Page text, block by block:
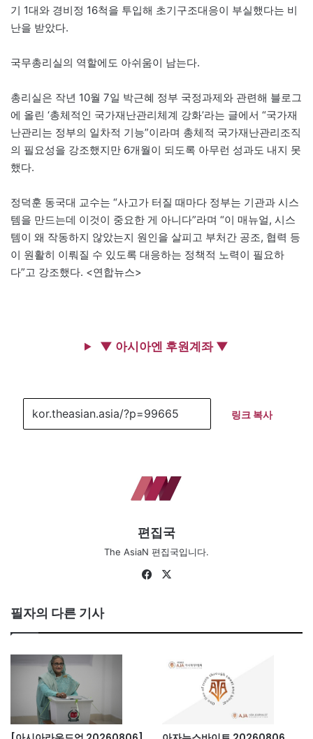
기 1대와 경비정 16척을 투입해 초기구조대응이 부실했다는 비
난을 받았다.
국무총리실의 역할에도 아쉬움이 남는다.
총리실은 작년 10월 7일 박근혜 정부 국정과제와 관련해 블로그
에 올린 ‘총체적인 국가재난관리체계 강화’라는 글에서 “국가재
난관리는 정부의 일차적 기능”이라며 총체적 국가재난관리조직
의 필요성을 강조했지만 6개월이 되도록 아무런 성과도 내지 못
했다.
정덕훈 동국대 교수는 “사고가 터질 때마다 정부는 기관과 시스
템을 만드는데 이것이 중요한 게 아니다”라며 “이 매뉴얼, 시스
템이 왜 작동하지 않았는지 원인을 살피고 부처간 공조, 협력 등
이 원활히 이뤄질 수 있도록 대응하는 정책적 노력이 필요하
다”고 강조했다. <연합뉴스>
▼ 아시아엔 후원계좌 ▼
링크 복사
편집국
The AsiaN 편집국입니다.
Fa
필자의 다른 기사